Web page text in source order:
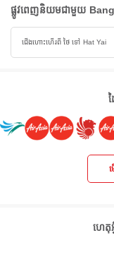
ផ្លូវពេញនិយមជាមួយ
ជើងហោះហើរពី ថៃ ទៅ Hat Yai
ហេតុ